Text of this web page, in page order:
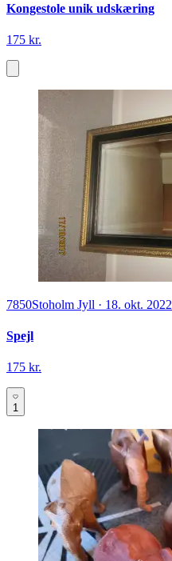
Kongestole unik udskæring
175 kr.
7850Stoholm Jyll · 18. okt. 2022
Spejl
175 kr.
1